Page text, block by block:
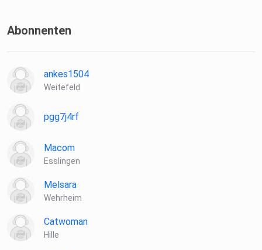
Abonnenten
ankes1504
Weitefeld
pgg7j4rf
Macom
Esslingen
Melsara
Wehrheim
Catwoman
Hille